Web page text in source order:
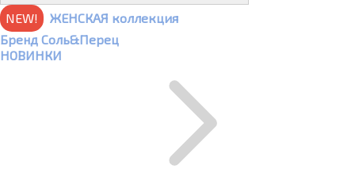
NEW!
ЖЕНСКАЯ коллекция
Бренд Соль&Перец
НОВИНКИ